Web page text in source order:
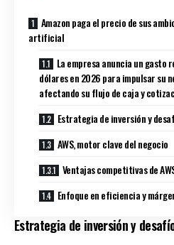
Amazon paga el precio de sus
artificial
La empresa anuncia un gasto
dólares en 2026 para impulsar su
afectando su flujo de caja y
Estrategia de inversión y
AWS, motor clave del negocio
Ventajas competitivas de
Enfoque en eficiencia y
Estrategia de inversión y